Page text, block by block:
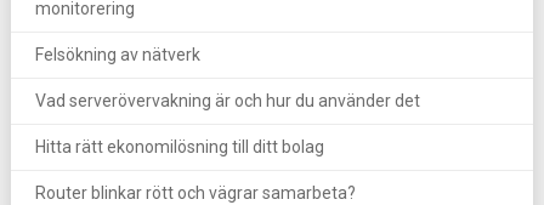
monitorering
Felsökning av nätverk
Vad serverövervakning är och hur du använder det
Hitta rätt ekonomilösning till ditt bolag
Router blinkar rött och vägrar samarbeta?